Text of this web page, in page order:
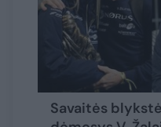
Savaitės